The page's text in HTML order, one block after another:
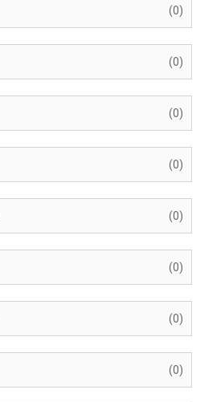
(0)
(0)
(0)
(0)
(0)
(0)
(0)
(0)